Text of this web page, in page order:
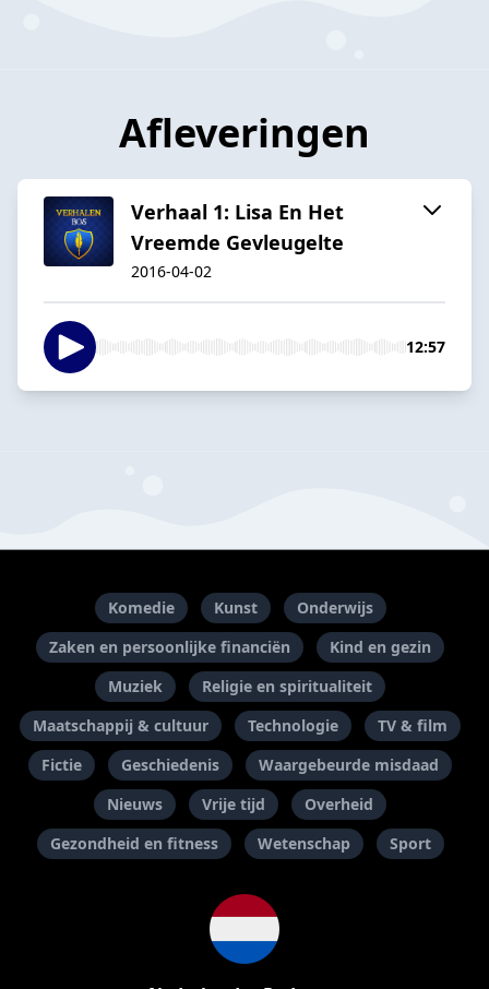
Afleveringen
Verhaal 1: Lisa En Het
Vreemde Gevleugelte
2016-04-02
12:57
Komedie Kunst
Onderwijs
Zaken en persoonlijke financiën
Kind en gezin
Muziek
Religie en spiritualiteit
Maatschappij & cultuur
Technologie
TV & film
Fictie
Geschiedenis
Waargebeurde misdaad
Nieuws
Vrije tijd
Overheid
Gezondheid en fitness
Wetenschap Sport